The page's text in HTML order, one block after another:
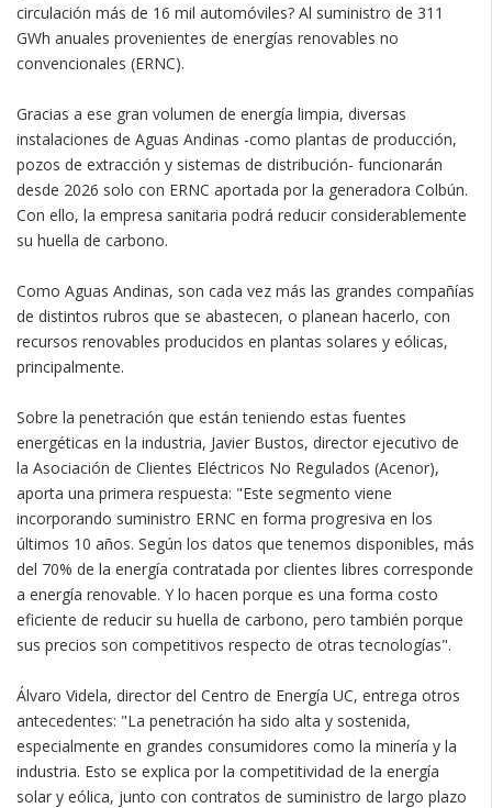
circulación más de 16 mil automóviles? Al suministro de 311
GWh anuales provenientes de energías renovables no
convencionales (ERNC).
Gracias a ese gran volumen de energía limpia, diversas
instalaciones de Aguas Andinas -como plantas de producción,
pozos de extracción y sistemas de distribución- funcionarán
desde 2026 solo con ERNC aportada por la generadora Colbún.
Con ello, la empresa sanitaria podrá reducir considerablemente
su huella de carbono.
Como Aguas Andinas, son cada vez más las grandes compañías
de distintos rubros que se abastecen, o planean hacerlo, con
recursos renovables producidos en plantas solares y eólicas,
principalmente.
Sobre la penetración que están teniendo estas fuentes
energéticas en la industria, Javier Bustos, director ejecutivo de
la Asociación de Clientes Eléctricos No Regulados (Acenor),
aporta una primera respuesta: "Este segmento viene
incorporando suministro ERNC en forma progresiva en los
últimos 10 años. Según los datos que tenemos disponibles, más
del 70% de la energía contratada por clientes libres corresponde
a energía renovable. Y lo hacen porque es una forma costo
eficiente de reducir su huella de carbono, pero también porque
sus precios son competitivos respecto de otras tecnologías".
Álvaro Videla, director del Centro de Energía UC, entrega otros
antecedentes: "La penetración ha sido alta y sostenida,
especialmente en grandes consumidores como la minería y la
industria. Esto se explica por la competitividad de la energía
solar y eólica, junto con contratos de suministro de largo plazo